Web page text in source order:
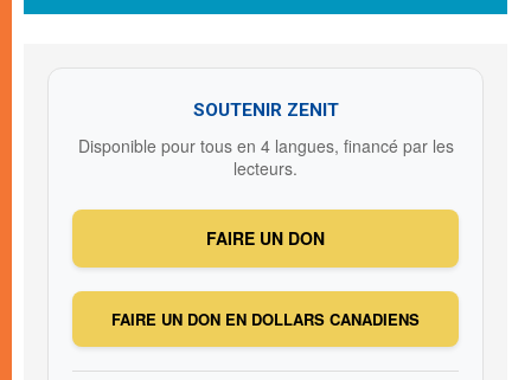
SOUTENIR ZENIT
Disponible pour tous en 4 langues, financé par les
lecteurs.
FAIRE UN DON
FAIRE UN DON EN DOLLARS CANADIENS